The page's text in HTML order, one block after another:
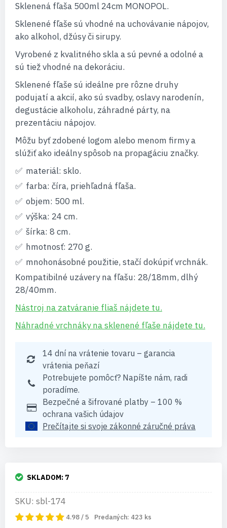
Sklenená fľaša 500ml 24cm MONOPOL.
Sklenené fľaše sú vhodné na uchovávanie nápojov,
ako alkohol, džúsy či sirupy.
Vyrobené z kvalitného skla a sú pevné a odolné a
sú tiež vhodné na dekoráciu.
Sklenené fľaše sú ideálne pre rôzne druhy
podujatí a akcií, ako sú svadby, oslavy narodenín,
degustácie alkoholu, záhradné párty, na
prezentáciu nápojov.
Môžu byť zdobené logom alebo menom firmy a
slúžiť ako ideálny spôsob na propagáciu značky.
materiál: sklo.
farba: číra, priehľadná fľaša.
objem: 500 ml.
výška: 24 cm.
šírka: 8 cm.
hmotnosť: 270 g.
mnohonásobné použitie, stačí dokúpiť vrchnák.
Kompatibilné uzávery na fľašu: 28/18mm, dlhý
28/40mm.
Nástroj na zatváranie fliaš nájdete tu.
Náhradné vrchnáky na sklenené fľaše nájdete tu.
14 dní na vrátenie tovaru – garancia
vrátenia peňazí
Potrebujete pomôcť? Napíšte nám, radi
poradíme.
Bezpečné a šifrované platby – 100 %
ochrana vašich údajov
Prečítajte si svoje zákonné záručné práva
SKLADOM: 7
SKU: sbl-174
4.98 / 5 Predaných: 423 ks